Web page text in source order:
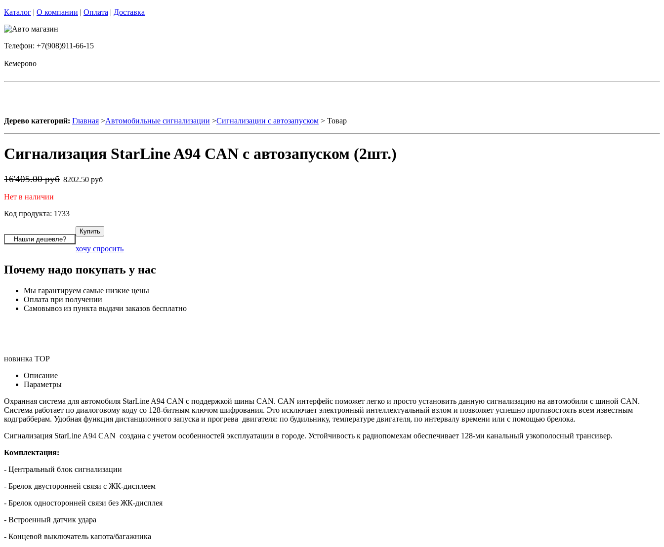
Каталог | О компании | Оплата | Доставка
Телефон: +7(908)911-66-15
Кемерово
Дерево категорий: Главная >Автомобильные сигнализации >Сигнализации с автозапуском > Товар
Сигнализация StarLine A94 CAN с автозапуском (2шт.)
16'405.00 руб 8202.50 руб
Нет в наличии
Код продукта: 1733
хочу спросить
Почему надо покупать у нас
Мы гарантируем самые низкие цены
Оплата при получении
Самовывоз из пункта выдачи заказов бесплатно
новинка TOP
Описание
Параметры
Охранная система для автомобиля StarLine A94 CAN с поддержкой шины CAN. CAN интерфейс поможет легко и просто установить данную сигнализацию на автомобили с шиной CAN.
Система работает по диалоговому коду со 128-битным ключом шифрования. Это исключает электронный интеллектуальный взлом и позволяет успешно противостоять всем известным
кодграбберам. Удобная функция дистанционного запуска и прогрева двигателя: по будильнику, температуре двигателя, по интервалу времени или с помощью брелока.
Сигнализация StarLine A94 CAN создана с учетом особенностей эксплуатации в городе. Устойчивость к радиопомехам обеспечивает 128-ми канальный узкополосный трансивер.
Комплектация:
- Центральный блок сигнализации
- Брелок двусторонней связи с ЖК-дисплеем
- Брелок односторонней связи без ЖК-дисплея
- Встроенный датчик удара
- Концевой выключатель капота/багажника